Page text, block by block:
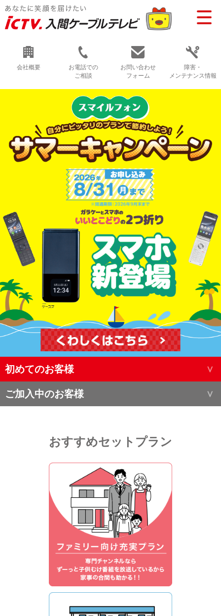
会社概要
お電話での
ご相談
お問い合わせ
フォーム
障害・
メンテナンス情報
初めてのお客様
ご加入中のお客様
おすすめセットプラン